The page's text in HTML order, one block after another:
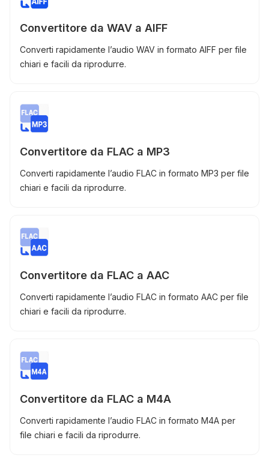
Convertitore da WAV a AIFF
Converti rapidamente l’audio WAV in formato AIFF per file
chiari e facili da riprodurre.
Convertitore da FLAC a MP3
Converti rapidamente l’audio FLAC in formato MP3 per file
chiari e facili da riprodurre.
Convertitore da FLAC a AAC
Converti rapidamente l’audio FLAC in formato AAC per file
chiari e facili da riprodurre.
Convertitore da FLAC a M4A
Converti rapidamente l’audio FLAC in formato M4A per
file chiari e facili da riprodurre.